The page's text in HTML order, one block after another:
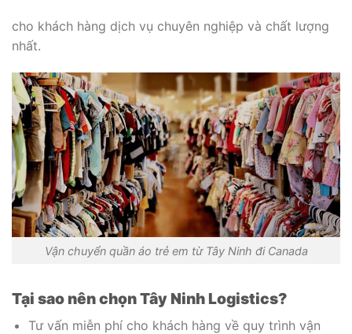
cho khách hàng dịch vụ chuyên nghiệp và chất lượng
nhất.
Vận chuyển quần áo trẻ em từ Tây Ninh đi Canada
Tại sao nên chọn Tây Ninh Logistics?
Tư vấn miễn phí cho khách hàng về quy trình vận